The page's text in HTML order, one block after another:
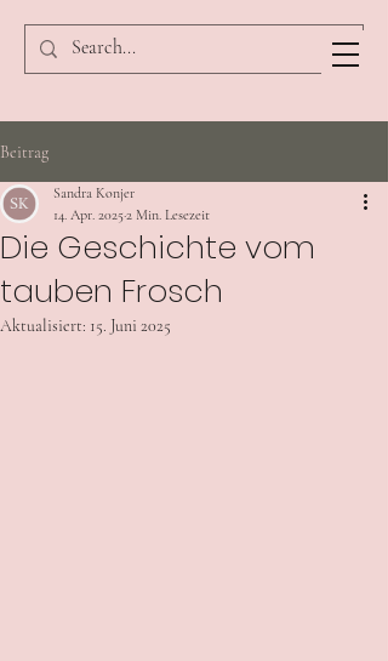
Beitrag
Die Geschichte vom
tauben Frosch
Sandra Konjer
14. Apr. 20252 Min. Lesezeit
Aktualisiert: 15. Juni 2025